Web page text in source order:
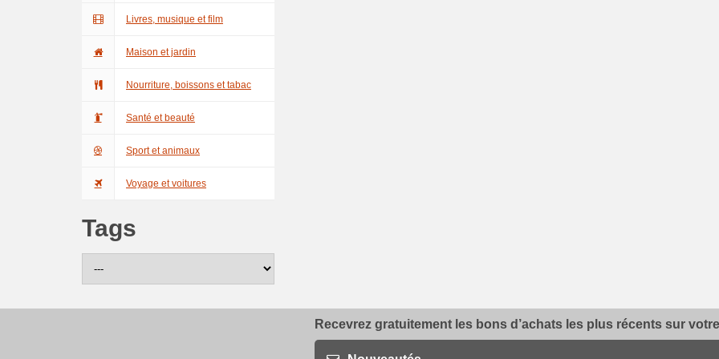
Livres, musique et film
Maison et jardin
Nourriture, boissons et tabac
Santé et beauté
Sport et animaux
Voyage et voitures
Tags
Recevrez gratuitement les bons d’achats les plus récents sur